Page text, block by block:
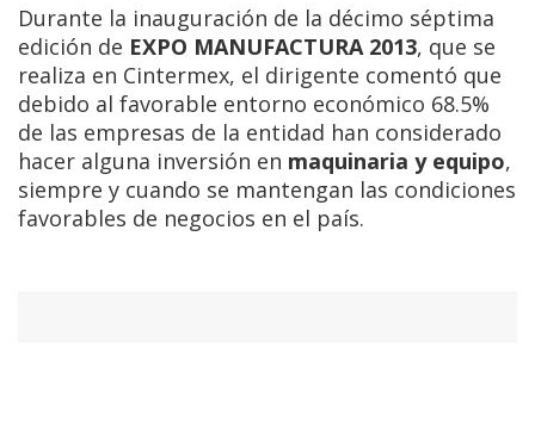
Durante la inauguración de la décimo séptima
edición de EXPO MANUFACTURA 2013, que se
realiza en Cintermex, el dirigente comentó que
debido al favorable entorno económico 68.5%
de las empresas de la entidad han considerado
hacer alguna inversión en maquinaria y equipo,
siempre y cuando se mantengan las condiciones
favorables de negocios en el país.